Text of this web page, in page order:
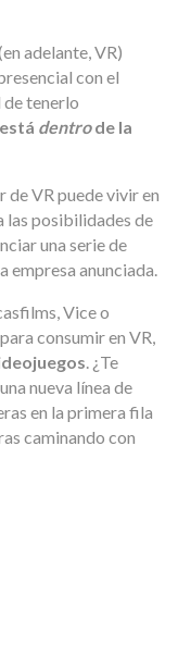
adelante, VR)
con el
de tenerlo
dentrode la
de VR puede vivir en
las posibilidades de
una serie de
empresa anunciada.
Vice o
consumir en VR,
. ¿Te
nueva línea de
en la primera fila
caminando con